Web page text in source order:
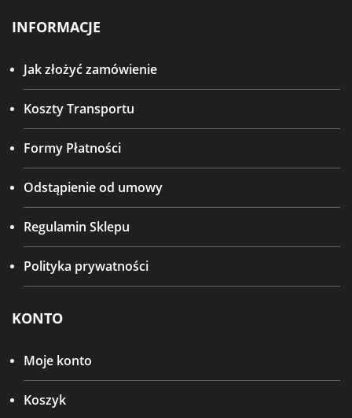
INFORMACJE
Jak złożyć zamówienie
Koszty Transportu
Formy Płatności
Odstąpienie od umowy
Regulamin Sklepu
Polityka prywatności
KONTO
Moje konto
Koszyk